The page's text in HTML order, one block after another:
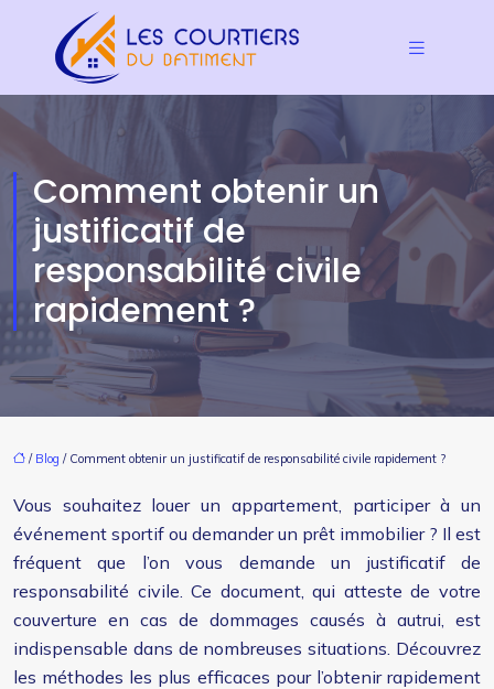
Comment obtenir un
justificatif de
responsabilité civile
rapidement ?
/ Blog / Comment obtenir un justificatif de responsabilité civile rapidement ?
Vous souhaitez louer un appartement, participer à un
événement sportif ou demander un prêt immobilier ? Il est
fréquent que l’on vous demande un justificatif de
responsabilité civile. Ce document, qui atteste de votre
couverture en cas de dommages causés à autrui, est
indispensable dans de nombreuses situations. Découvrez
les méthodes les plus efficaces pour l’obtenir rapidement